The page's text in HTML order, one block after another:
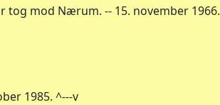
mod Nærum. -- 15. november 1966.
1985. ^---v